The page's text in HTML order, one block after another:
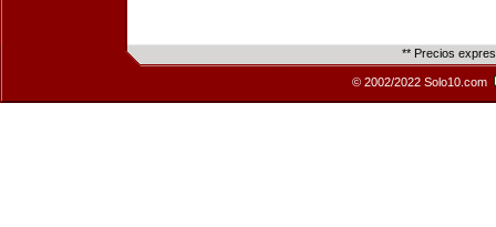
** Precios
© 2002/2022 Solo10.com